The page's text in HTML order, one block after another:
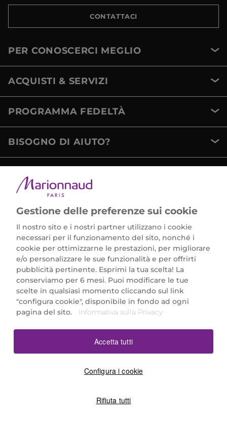
CONTATTACI
PER CONOSCERCI MEGLIO
ACQUISTI & SERVIZI
PROGRAMMA FEDELTÀ
BISOGNO DI AIUTO?
Marionnaud Parfumeries Italia S.r.l.
Largo Fiera Milano 5, 20017 Rho (MI)
REA Milano 1650024 con P.IVA 13425220152.
SCARICA LA NOSTRA APP
Gestione delle preferenze sui cookie
Il nostro sito e i nostri partner utilizzano i cookie
necessari per il funzionamento del sito, nonché i
cookie per ottimizzarne le prestazioni, per migliorare
e/o personalizzare le sue funzionalità e per offrirti
pubblicità pertinente. Esprimi la tua scelta! La
conserviamo per 6 mesi. Puoi modificare le tue
scelte in qualsiasi momento cliccando sul link
"configura cookie", disponibile in fondo ad ogni
pagina del sito.
Informativa sulla Privacy
Configura i cookie
Rifiuta tutti
Accetta tutti